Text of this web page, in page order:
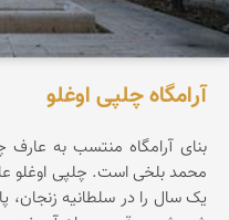
آرامگاه چلپی اوغلو
بنای آرامگاه منتسب به عارف
محمد بلخی است. چلپی اوغلو